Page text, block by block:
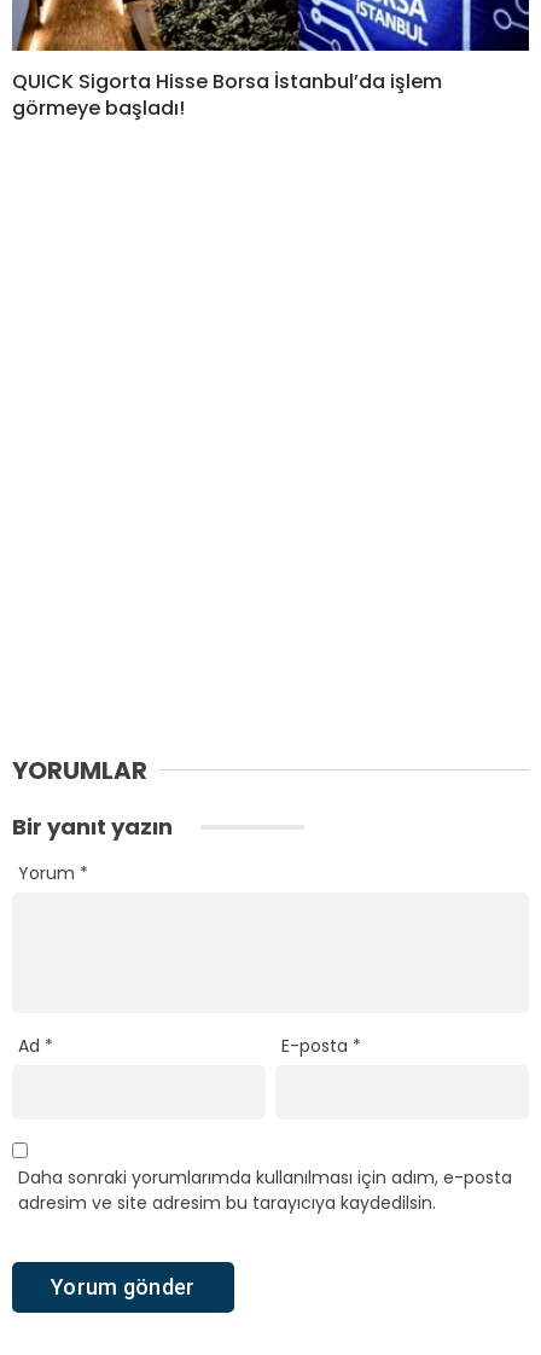
QUICK Sigorta Hisse Borsa İstanbul’da işlem
görmeye başladı!
YORUMLAR
Bir yanıt yazın
Yorum *
Ad * E-posta *
Daha sonraki yorumlarımda kullanılması için adım, e-posta
adresim ve site adresim bu tarayıcıya kaydedilsin.